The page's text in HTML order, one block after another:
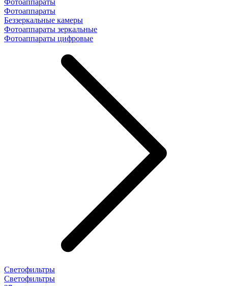
Фотоаппараты
Фотоаппараты
Беззеркальные камеры
Фотоаппараты зеркальные
Фотоаппараты цифровые
Светофильтры
Светофильтры